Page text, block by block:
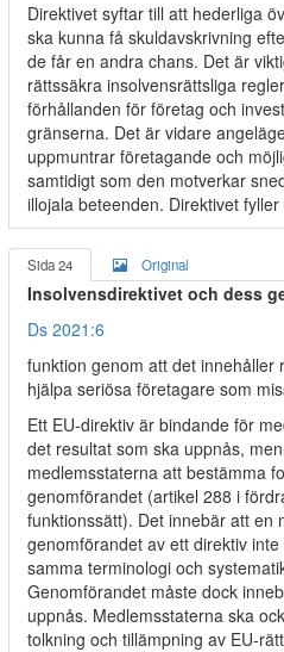
Direktivet syftar till att hederliga
ska kunna få skuldavskrivning
de får en andra chans. Det är
rättssäkra insolvensrättsliga
förhållanden för företag och
gränserna. Det är vidare
uppmuntrar företagande och
samtidigt som den motverkar
illojala beteenden. Direktivet
Sida 24 Original
Insolvensdirektivet och dess
Ds 2021:6
funktion genom att det innehåller
hjälpa seriösa företagare som
Ett EU-direktiv är bindande för
det resultat som ska uppnås,
medlemsstaterna att bestämma
genomförandet (artikel 288 i
funktionssätt). Det innebär att en
genomförandet av ett direktiv
samma terminologi och
Genomförandet måste dock
uppnås. Medlemsstaterna ska
tolkning och tillämpning av EU-